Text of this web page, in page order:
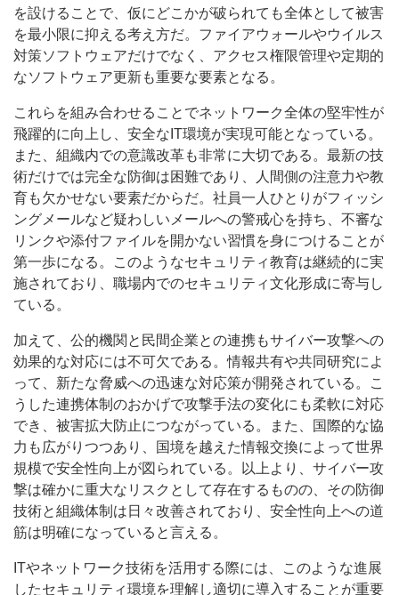
を設けることで、仮にどこかが破られても全体として被害
を最小限に抑える考え方だ。ファイアウォールやウイルス
対策ソフトウェアだけでなく、アクセス権限管理や定期的
なソフトウェア更新も重要な要素となる。
これらを組み合わせることでネットワーク全体の堅牢性が
飛躍的に向上し、安全なIT環境が実現可能となっている。
また、組織内での意識改革も非常に大切である。最新の技
術だけでは完全な防御は困難であり、人間側の注意力や教
育も欠かせない要素だからだ。社員一人ひとりがフィッシ
ングメールなど疑わしいメールへの警戒心を持ち、不審な
リンクや添付ファイルを開かない習慣を身につけることが
第一歩になる。このようなセキュリティ教育は継続的に実
施されており、職場内でのセキュリティ文化形成に寄与し
ている。
加えて、公的機関と民間企業との連携もサイバー攻撃への
効果的な対応には不可欠である。情報共有や共同研究によ
って、新たな脅威への迅速な対応策が開発されている。こ
うした連携体制のおかげで攻撃手法の変化にも柔軟に対応
でき、被害拡大防止につながっている。また、国際的な協
力も広がりつつあり、国境を越えた情報交換によって世界
規模で安全性向上が図られている。以上より、サイバー攻
撃は確かに重大なリスクとして存在するものの、その防御
技術と組織体制は日々改善されており、安全性向上への道
筋は明確になっていると言える。
ITやネットワーク技術を活用する際には、このような進展
したセキュリティ環境を理解し適切に導入することが重要